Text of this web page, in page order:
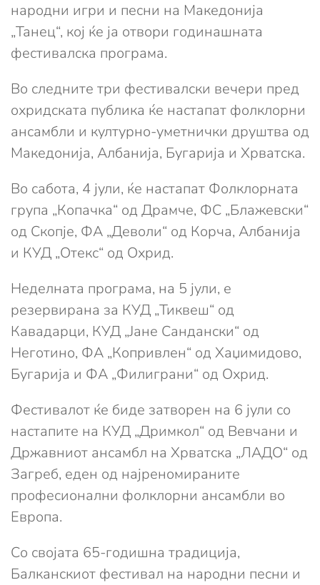
народни игри и песни на Македонија
„Танец“, кој ќе ја отвори годинашната
фестивалска програма.
Во следните три фестивалски вечери пред
охридската публика ќе настапат фолклорни
ансамбли и културно-уметнички друштва од
Македонија, Албанија, Бугарија и Хрватска.
Во сабота, 4 јули, ќе настапат Фолклорната
група „Копачка“ од Драмче, ФС „Блажевски“
од Скопје, ФА „Деволи“ од Корча, Албанија
и КУД „Отекс“ од Охрид.
Неделната програма, на 5 јули, е
резервирана за КУД „Тиквеш“ од
Кавадарци, КУД „Јане Сандански“ од
Неготино, ФА „Копривлен“ од Хаџимидово,
Бугарија и ФА „Филиграни“ од Охрид.
Фестивалот ќе биде затворен на 6 јули со
настапите на КУД „Дримкол“ од Вевчани и
Државниот ансамбл на Хрватска „ЛАДО“ од
Загреб, еден од најреномираните
професионални фолклорни ансамбли во
Европа.
Со својата 65-годишна традиција,
Балканскиот фестивал на народни песни и